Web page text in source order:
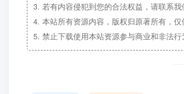
3. 若有内容侵犯到您的合法权益，请联系
4. 本站所有资源内容，版权归原著所有，
5. 禁止下载使用本站资源参与商业和非法